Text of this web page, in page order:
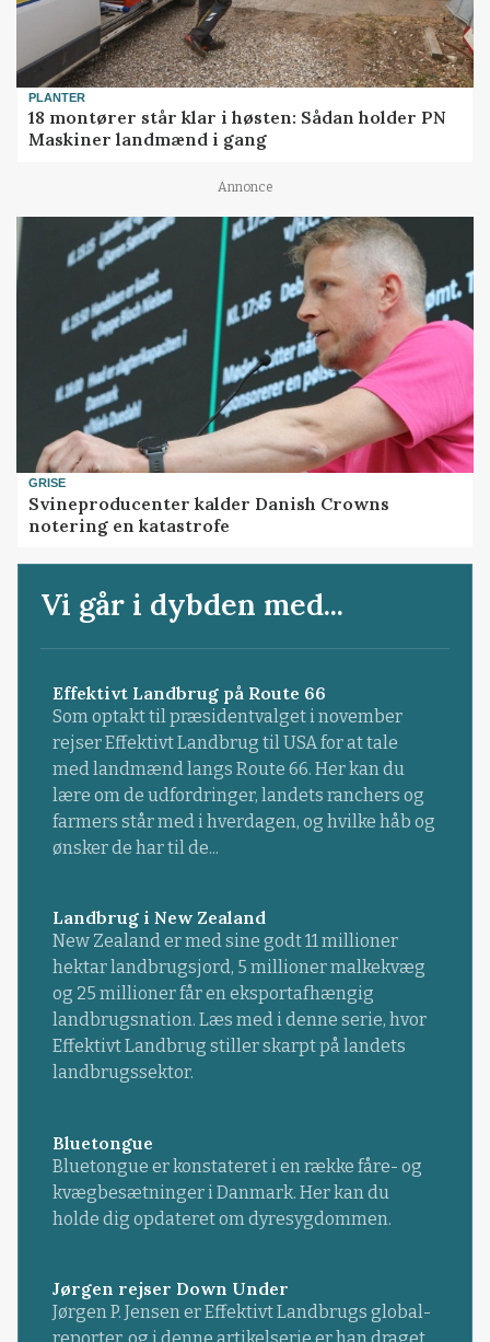
PLANTER
18 montører står klar i høsten: Sådan holder PN
Maskiner landmænd i gang
Annonce
GRISE
Svineproducenter kalder Danish Crowns
notering en katastrofe
Vi går i dybden med...
Effektivt Landbrug på Route 66
Som optakt til præsidentvalget i november
rejser Effektivt Landbrug til USA for at tale
med landmænd langs Route 66. Her kan du
lære om de udfordringer, landets ranchers og
farmers står med i hverdagen, og hvilke håb og
ønsker de har til de...
Landbrug i New Zealand
New Zealand er med sine godt 11 millioner
hektar landbrugsjord, 5 millioner malkekvæg
og 25 millioner får en eksportafhængig
landbrugsnation. Læs med i denne serie, hvor
Effektivt Landbrug stiller skarpt på landets
landbrugssektor.
Bluetongue
Bluetongue er konstateret i en række fåre- og
kvægbesætninger i Danmark. Her kan du
holde dig opdateret om dyresygdommen.
Jørgen rejser Down Under
Jørgen P. Jensen er Effektivt Landbrugs global-